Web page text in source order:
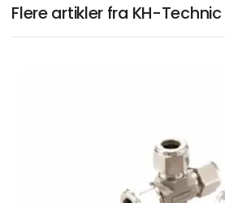
Flere artikler fra KH-Technic